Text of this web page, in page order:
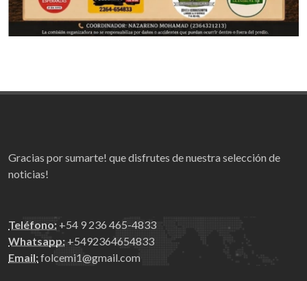
Gracias por sumarte! que disfrutes de nuestra selección de
noticias!
Teléfono: +54 9 236 465-4833
Whatsapp: +5492364654833
Email:folcemi1@gmail.com